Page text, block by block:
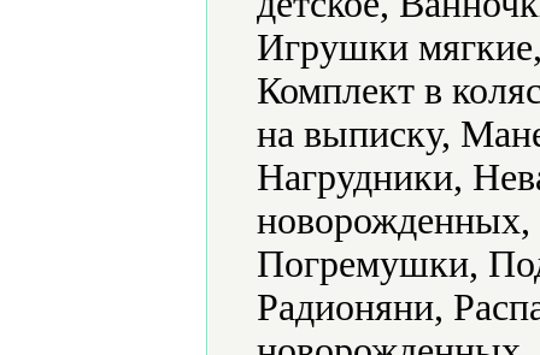
Игрушки
Комплект в
на выписку,
Нагрудники,
Погремушки,
Радионяни,